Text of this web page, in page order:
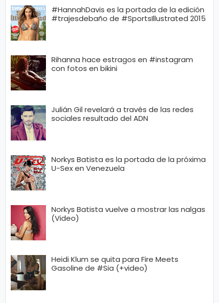
#HannahDavis es la portada de la edición
#trajesdebaño de #SportsIllustrated 2015
Rihanna hace estragos en #instagram
con fotos en bikini
Julián Gil revelará a través de las redes
sociales resultado del ADN
Norkys Batista es la portada de la próxima
U-Sex en Venezuela
Norkys Batista vuelve a mostrar las nalgas
(Video)
Heidi Klum se quita para Fire Meets
Gasoline de #Sia (+video)